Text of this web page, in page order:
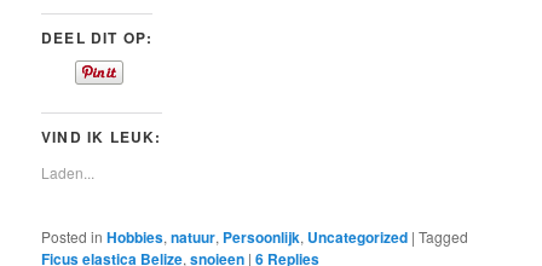
DEEL DIT OP:
VIND IK LEUK:
Laden...
Posted in Hobbies,natuur, Persoonlijk, Uncategorized |Tagged
Ficus elastica Belize,snoieen |6 Replies